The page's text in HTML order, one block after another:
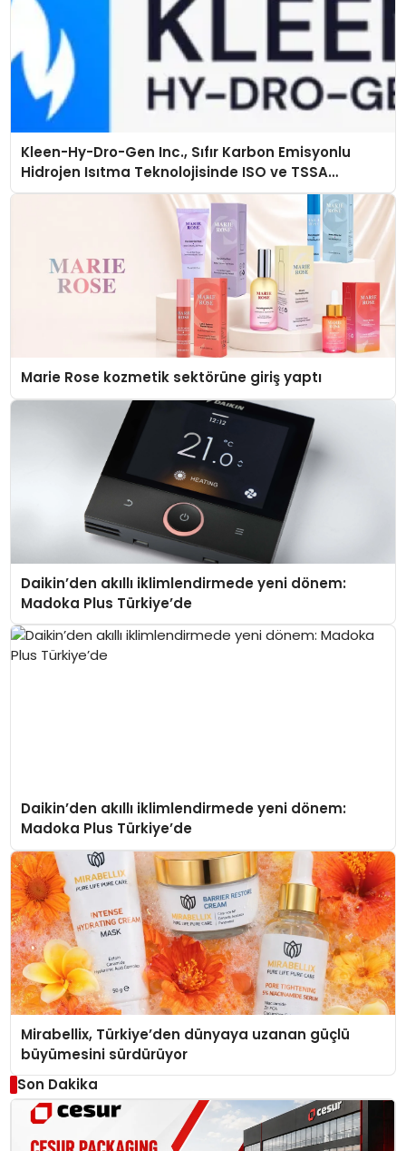
Kleen-Hy-Dro-Gen Inc., Sıfır Karbon Emisyonlu
Hidrojen Isıtma Teknolojisinde ISO ve TSSA
Düzenleyici Onaylarını Aldı
Marie Rose kozmetik sektörüne giriş yaptı
Daikin’den akıllı iklimlendirmede yeni dönem:
Madoka Plus Türkiye’de
Daikin’den akıllı iklimlendirmede yeni dönem:
Madoka Plus Türkiye’de
Mirabellix, Türkiye’den dünyaya uzanan güçlü
büyümesini sürdürüyor
Son Dakika